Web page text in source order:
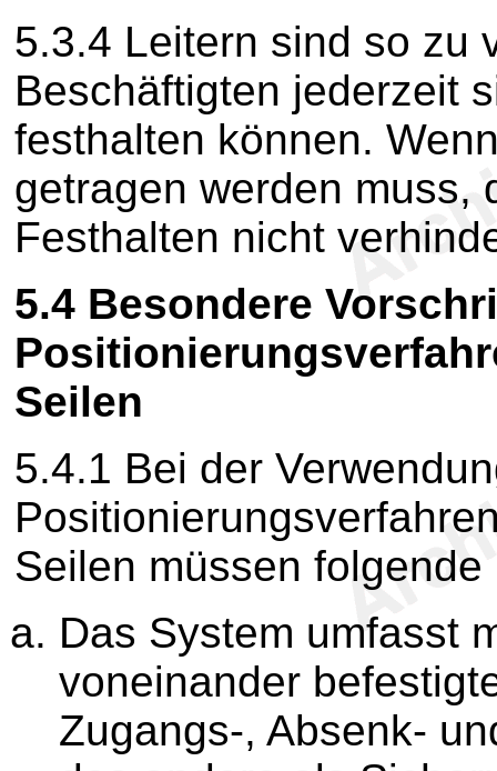
5.3.4 Leitern sind so zu
Beschäftigten jederzeit
festhalten können.
getragen werden muss,
Festhalten nicht
5.4 Besondere
Seilen
5.4.1 Bei der
Seilen müssen
Das System umfasst
voneinander
Zugangs-, Absenk-